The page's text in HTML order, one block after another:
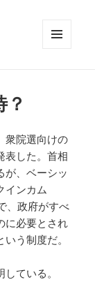
衆院選向けの
表した。首相
が、ベーシッ
インカム
、政府がすべ
に必要とされ
う制度だ。
ている。